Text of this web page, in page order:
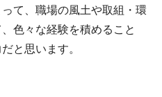
て、職場の風土や取組・環
色々な経験を積めること
と思います。